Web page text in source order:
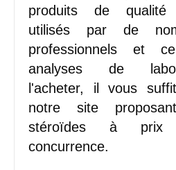
produits de qualité
utilisés par de
professionnels et
analyses de
l'acheter, il vous
notre site
stéroïdes à prix
concurrence.